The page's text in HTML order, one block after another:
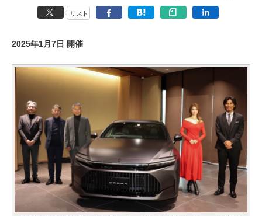
リスト
2025年1月7日 開催